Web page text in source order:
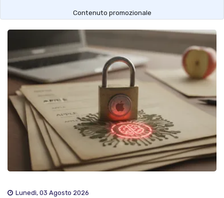
Contenuto promozionale
Lunedì, 03 Agosto 2026